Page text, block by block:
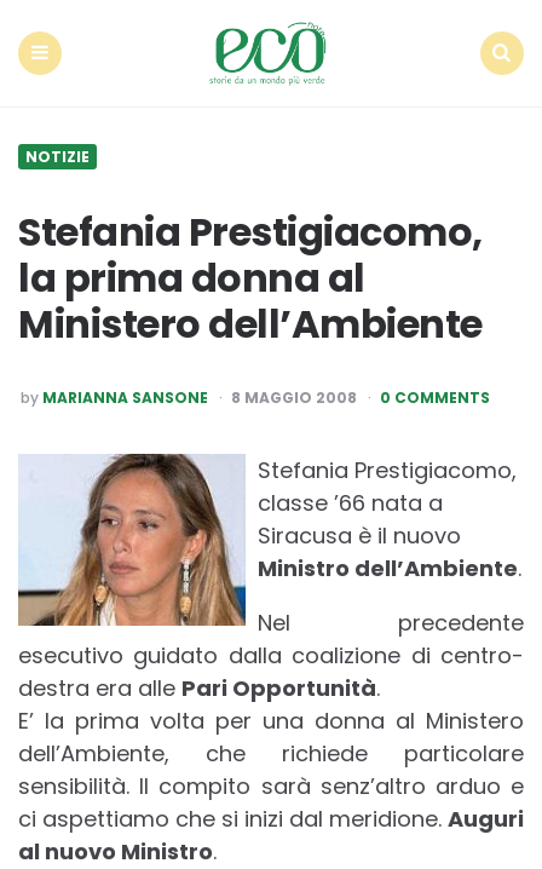
NOTIZIE
Stefania Prestigiacomo,
la prima donna al
Ministero dell’Ambiente
POSTED
BY
by MARIANNA SANSONE 8 MAGGIO 2008 0 COMMENTS
Stefania Prestigiacomo,
classe ’66 nata a
Siracusa è il nuovo
Ministro dell’Ambiente.
Nel precedente
esecutivo guidato dalla coalizione di centro-
destra era alle Pari Opportunità.
E’ la prima volta per una donna al Ministero
dell’Ambiente, che richiede particolare
sensibilità. Il compito sarà senz’altro arduo e
ci aspettiamo che si inizi dal meridione. Auguri
al nuovo Ministro.